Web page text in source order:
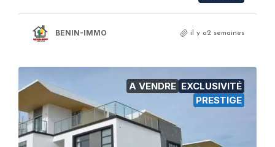
BENIN-IMMO il y a2 semaines
A VENDRE EXCLUSIVITÉ
PRESTIGE